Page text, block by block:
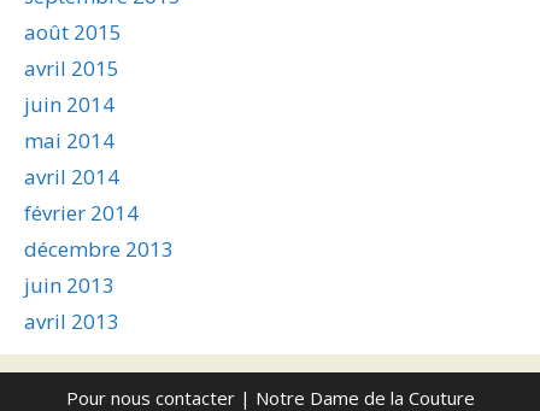
août 2015
avril 2015
juin 2014
mai 2014
avril 2014
février 2014
décembre 2013
juin 2013
avril 2013
Pour nous contacter| Notre Dame de la Couture